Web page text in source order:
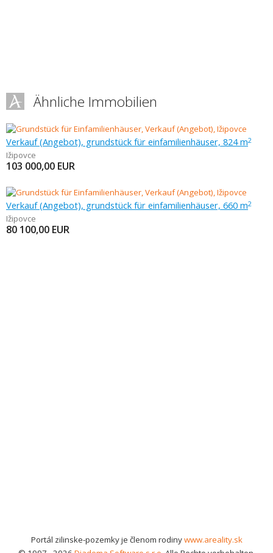
Ähnliche Immobilien
Verkauf (Angebot), grundstück für einfamilienhäuser, 824 m2
Ižipovce
103 000,00 EUR
Verkauf (Angebot), grundstück für einfamilienhäuser, 660 m2
Ižipovce
80 100,00 EUR
Portál zilinske-pozemky je členom rodinywww.areality.sk